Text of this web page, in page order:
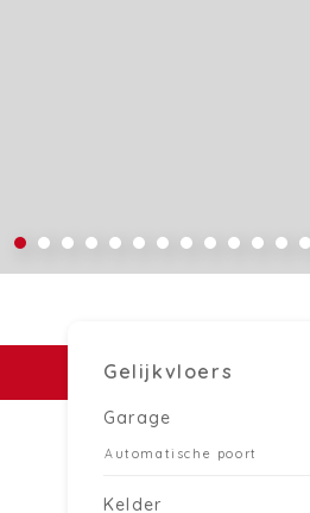
Gelijkvloers
Garage
Automatische poort
Kelder